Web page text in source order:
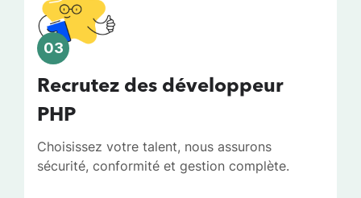
03
Recrutez des développeur
PHP
Choisissez votre talent, nous assurons
sécurité, conformité et gestion complète.